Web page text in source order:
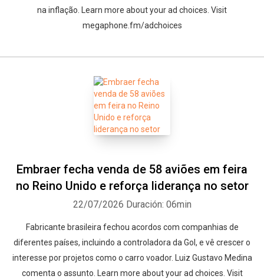
na inflação. Learn more about your ad choices. Visit
megaphone.fm/adchoices
Embraer fecha venda de 58 aviões em feira
no Reino Unido e reforça liderança no setor
22/07/2026 Duración: 06min
Fabricante brasileira fechou acordos com companhias de
diferentes países, incluindo a controladora da Gol, e vê crescer o
interesse por projetos como o carro voador. Luiz Gustavo Medina
comenta o assunto. Learn more about your ad choices. Visit